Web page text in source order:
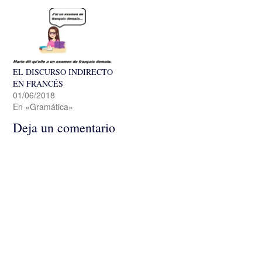
EL DISCURSO INDIRECTO
EN FRANCÉS
01/06/2018
En «Gramática»
Deja un comentario